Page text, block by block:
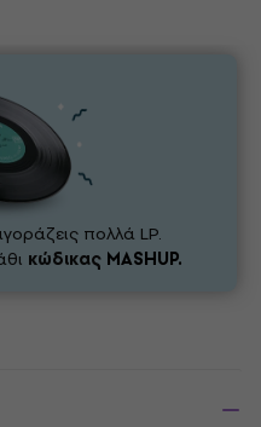
πολλά LP.
κώδικας MASHUP.